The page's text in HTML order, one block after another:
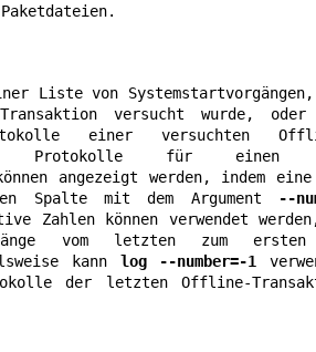
Liste von
versucht wurde, oder
einer versuchten
Protokolle für einen
angezeigt werden, indem
Spalte mit dem Argument
--
Zahlen können verwendet
vom letzten zum
kann log --number=-1
der letzten Offline-